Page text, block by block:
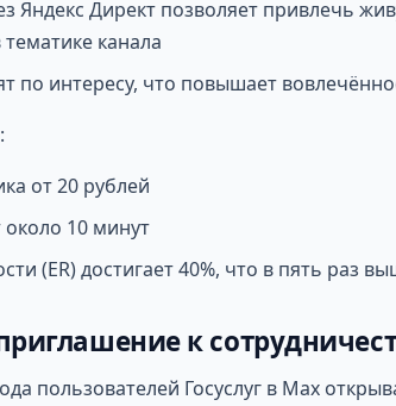
Яндекс Директ позволяет привлечь
канала
по интересу, что повышает
от 20 рублей
10 минут
(ER) достигает 40%, что в пять раз
к
пользователей Госуслуг в Max